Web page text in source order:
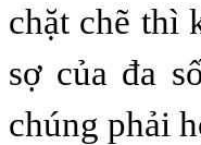
chặt chẽ thì
sợ của đa
chúng phải